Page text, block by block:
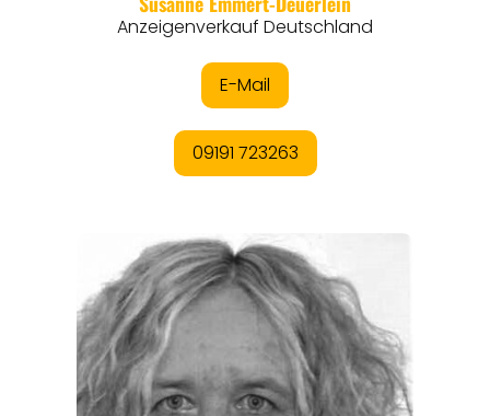
REGIONEN
ORTE
EVENTS
REISEFÜHRER